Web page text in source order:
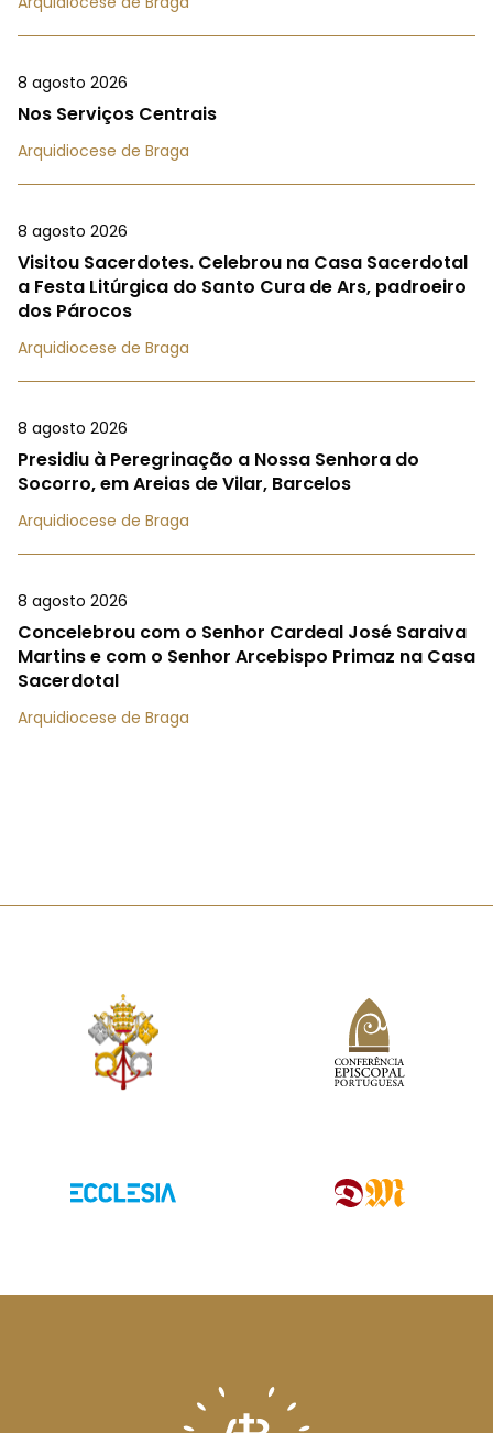
8 agosto 2026
Nos Serviços Centrais
Arquidiocese de Braga
8 agosto 2026
Visitou Sacerdotes. Celebrou na Casa Sacerdotal
a Festa Litúrgica do Santo Cura de Ars, padroeiro
dos Párocos
Arquidiocese de Braga
8 agosto 2026
Presidiu à Peregrinação a Nossa Senhora do
Socorro, em Areias de Vilar, Barcelos
Arquidiocese de Braga
8 agosto 2026
Concelebrou com o Senhor Cardeal José Saraiva
Martins e com o Senhor Arcebispo Primaz na Casa
Sacerdotal
Arquidiocese de Braga